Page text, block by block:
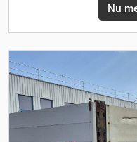
Nu